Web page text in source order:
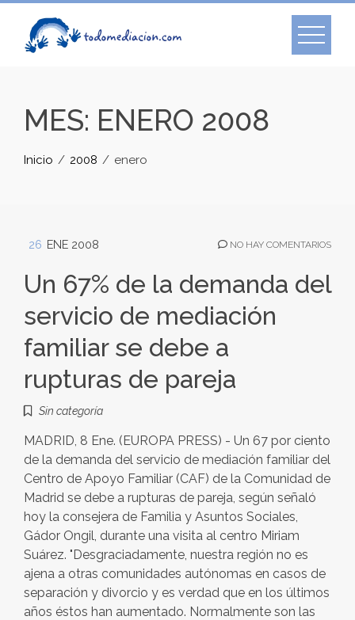
Skip
content
MES: ENERO 2008
Inicio 2008 enero
26 ENE 2008 NO HAY COMENTARIOS
Un 67% de la demanda del
servicio de mediación
familiar se debe a
rupturas de pareja
Sin categoría
MADRID, 8 Ene. (EUROPA PRESS) - Un 67 por ciento
de la demanda del servicio de mediación familiar del
Centro de Apoyo Familiar (CAF) de la Comunidad de
Madrid se debe a rupturas de pareja, según señaló
hoy la consejera de Familia y Asuntos Sociales,
Gádor Ongil, durante una visita al centro Miriam
Suárez. "Desgraciadamente, nuestra región no es
ajena a otras comunidades autónomas en casos de
separación y divorcio y es verdad que en los últimos
años éstos han aumentado. Normalmente son las